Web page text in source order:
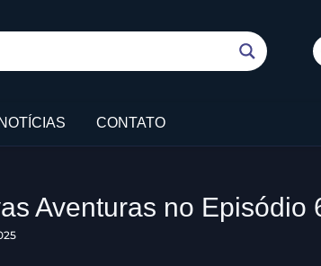
CONTATO
Aventuras no Episódio